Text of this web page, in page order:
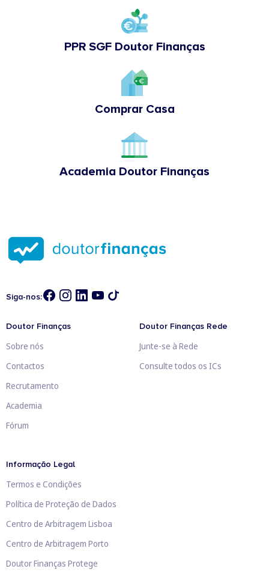
PPR SGF Doutor Finanças
Comprar Casa
Academia Doutor Finanças
Siga-nos:
Doutor Finanças
Sobre nós
Contactos
Recrutamento
Academia
Fórum
Doutor Finanças Rede
Junte-se à Rede
Consulte todos os ICs
Informação Legal
Termos e Condições
Política de Proteção de Dados
Centro de Arbitragem Lisboa
Centro de Arbitragem Porto
Doutor Finanças Protege